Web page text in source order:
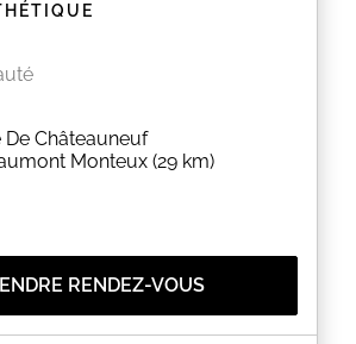
De Châteauneuf
Monteux (29 km)
RENDEZ-VOUS